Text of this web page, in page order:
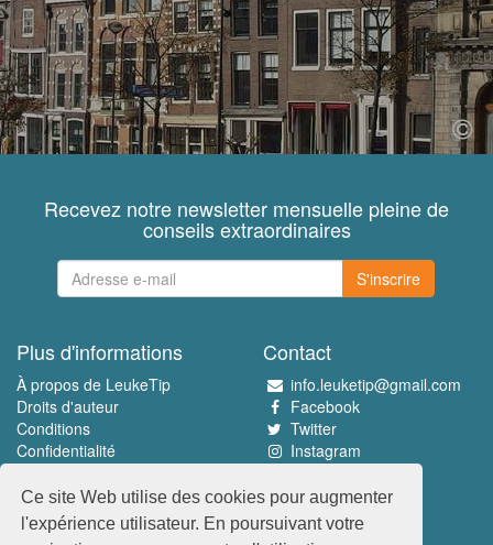
Ce site Web utilise des cookies pour augmenter
l'expérience utilisateur. En poursuivant votre
Recevez notre newsletter mensuelle pleine de
conseils extraordinaires
S'inscrire
Plus d'informations
À propos de LeukeTip
Droits d'auteur
Conditions
Confidentialité
Contact
info.leuketip@gmail.com
Facebook
Twitter
Instagram
Découvrez le meilleur